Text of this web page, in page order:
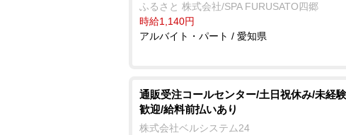
ふるさと 株式会社/SPA FURUSATO四郷
時給1,140円
アルバイト・パート / 愛知県
通販受注コールセンター/土日祝休み/未経験
歓迎/給料前払いあり
株式会社ベルシステム24